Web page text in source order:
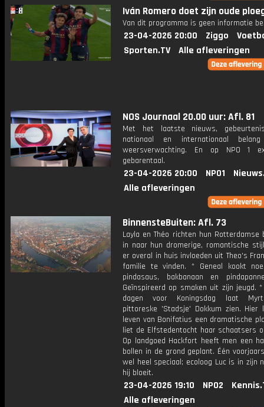
Iván Romero doet zijn oude
Van dit programma is geen informatie
23-04-2026 20:00 Ziggo
Sporten.TV
Alle afleveringen
NOS Journaal 20.00 uur: Afl. 81
Met het laatste nieuws,
nationaal en internationaal
weersverwachting. En op NPO 1
gebarentaal.
23-04-2026 20:00 NPO1
Alle afleveringen
BinnensteBuiten: Afl. 73
Layla en Théo richten hun Rotterdamse
in naar hun dromerige, romantische
er overal in huis invloeden uit Theo's
familie te vinden. * Geneal kookt
pindasaus, bakbanaan en
Geïnspireerd op smaken uit zijn jeugd.
dagen voor Koningsdag laat
pittoreske 'Stadsje' Dokkum zien. Hier
leven van Bonifatius een dramatische
liet de Elfstedentocht haar schaatsers
Op landgoed Hackfort heeft men een
bollen in de grond geplant. Één
wel heel speciaal; ecoloog Luc is in zijn
hij bloeit.
23-04-2026 19:10 NPO2
Alle afleveringen